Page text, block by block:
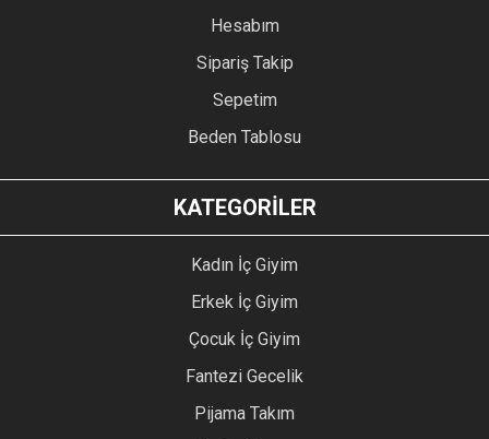
Hesabım
Sipariş Takip
Sepetim
Beden Tablosu
KATEGORİLER
Kadın İç Giyim
Erkek İç Giyim
Çocuk İç Giyim
Fantezi Gecelik
Pijama Takım